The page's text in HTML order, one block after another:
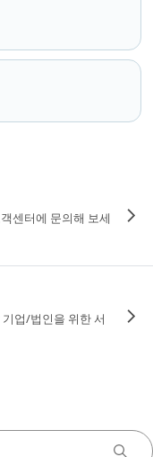
센터에 문의해 보세
업/법인을 위한 서